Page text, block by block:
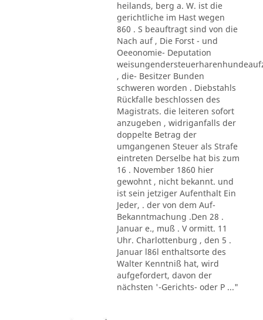
heilands, berg a. W. ist die
gerichtliche im Hast wegen
860 . S beauftragt sind von die
Nach auf , Die Forst - und
Oeeonomie- Deputation
, die- Besitzer Bunden
schweren worden . Diebstahls
Rückfalle beschlossen des
Magistrats. die leiteren sofort
anzugeben , widriganfalls der
doppelte Betrag der
umgangenen Steuer als Strafe
eintreten Derselbe hat bis zum
16 . November 1860 hier
gewohnt , nicht bekannt. und
ist sein jetziger Aufenthalt Ein
Jeder, . der von dem Auf-
Bekanntmachung .Den 28 .
Januar e., muß . V ormitt. 11
Uhr. Charlottenburg , den 5 .
Januar l86l enthaltsorte des
Walter Kenntniß hat, wird
aufgefordert, davon der
nächsten '-Gerichts- oder P ..."